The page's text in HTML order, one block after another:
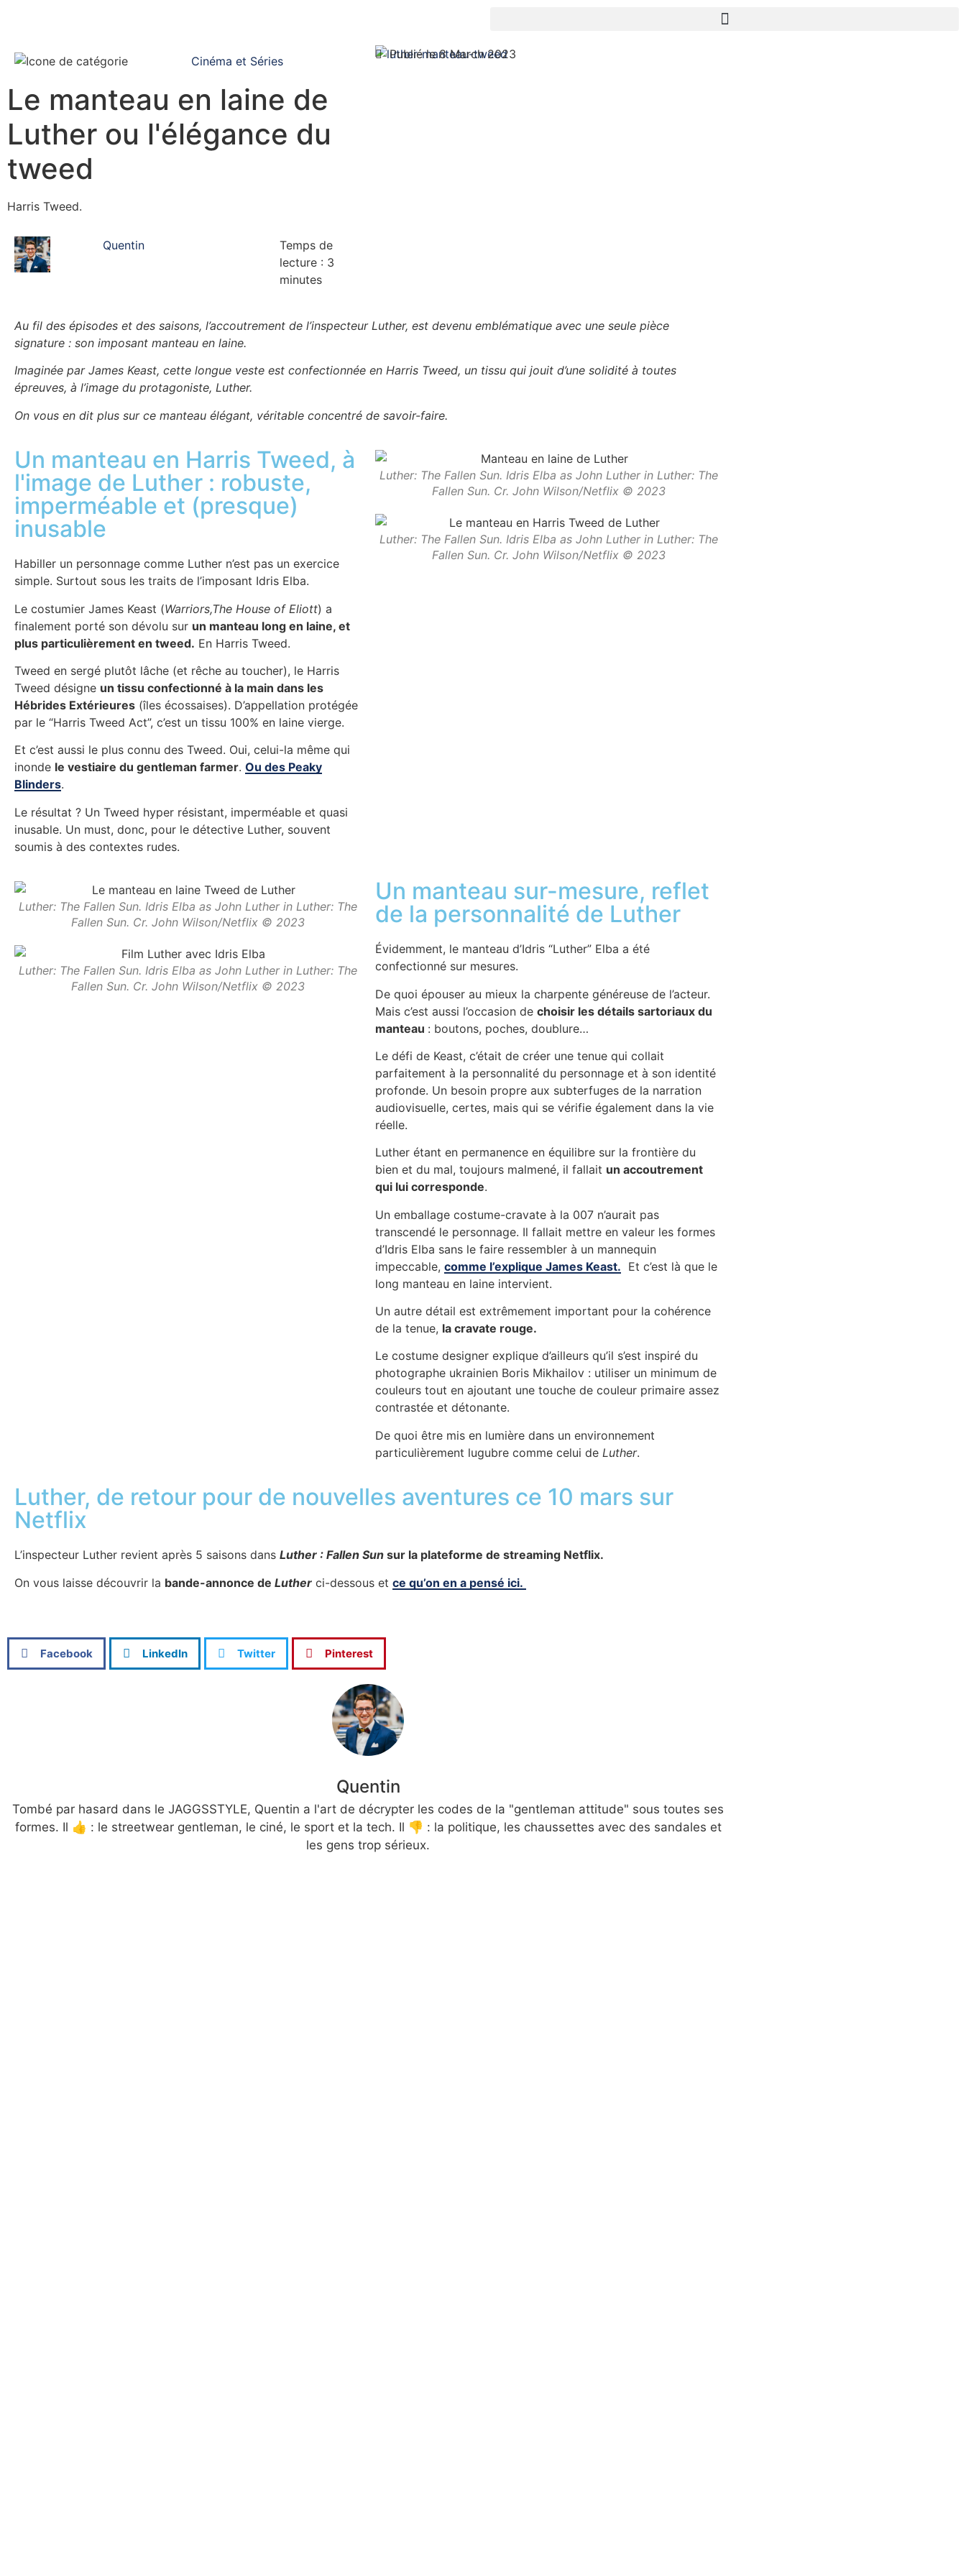
Cinéma et Séries
Le manteau en laine de
Luther ou l'élégance du
tweed
Harris Tweed.
Quentin
Temps de
lecture : 3
minutes
Publié le 8 March 2023
Au fil des épisodes et des saisons, l’accoutrement de l’inspecteur Luther, est devenu emblématique avec une seule pièce
signature : son imposant manteau en laine.
Imaginée par James Keast, cette longue veste est confectionnée en Harris Tweed, un tissu qui jouit d’une solidité à toutes
épreuves, à l’image du protagoniste, Luther.
On vous en dit plus sur ce manteau élégant, véritable concentré de savoir-faire.
Un manteau en Harris Tweed, à
l'image de Luther : robuste,
imperméable et (presque)
inusable
Habiller un personnage comme Luther n’est pas un exercice
simple. Surtout sous les traits de l’imposant Idris Elba.
Le costumier James Keast (Warriors,The House of Eliott) a
finalement porté son dévolu sur un manteau long en laine, et
plus particulièrement en tweed. En Harris Tweed.
Tweed en sergé plutôt lâche (et rêche au toucher), le Harris
Tweed désigne un tissu confectionné à la main dans les
Hébrides Extérieures (îles écossaises). D’appellation protégée
par le “Harris Tweed Act”, c’est un tissu 100% en laine vierge.
Et c’est aussi le plus connu des Tweed. Oui, celui-la même qui
inonde le vestiaire du gentleman farmer. Ou des Peaky
Blinders.
Le résultat ? Un Tweed hyper résistant, imperméable et quasi
inusable. Un must, donc, pour le détective Luther, souvent
soumis à des contextes rudes.
Luther: The Fallen Sun. Idris Elba as John Luther in Luther: The
Fallen Sun. Cr. John Wilson/Netflix © 2023
Luther: The Fallen Sun. Idris Elba as John Luther in Luther: The
Fallen Sun. Cr. John Wilson/Netflix © 2023
Luther: The Fallen Sun. Idris Elba as John Luther in Luther: The
Fallen Sun. Cr. John Wilson/Netflix © 2023
Luther: The Fallen Sun. Idris Elba as John Luther in Luther: The
Fallen Sun. Cr. John Wilson/Netflix © 2023
Un manteau sur-mesure, reflet
de la personnalité de Luther
Évidemment, le manteau d’Idris “Luther” Elba a été
confectionné sur mesures.
De quoi épouser au mieux la charpente généreuse de l’acteur.
Mais c’est aussi l’occasion de choisir les détails sartoriaux du
manteau : boutons, poches, doublure…
Le défi de Keast, c’était de créer une tenue qui collait
parfaitement à la personnalité du personnage et à son identité
profonde. Un besoin propre aux subterfuges de la narration
audiovisuelle, certes, mais qui se vérifie également dans la vie
réelle.
Luther étant en permanence en équilibre sur la frontière du
bien et du mal, toujours malmené, il fallait un accoutrement
qui lui corresponde.
Un emballage costume-cravate à la 007 n’aurait pas
transcendé le personnage. Il fallait mettre en valeur les formes
d’Idris Elba sans le faire ressembler à un mannequin
impeccable, comme l’explique James Keast. Et c’est là que le
long manteau en laine intervient.
Un autre détail est extrêmement important pour la cohérence
de la tenue, la cravate rouge.
Le costume designer explique d’ailleurs qu’il s’est inspiré du
photographe ukrainien Boris Mikhailov : utiliser un minimum de
couleurs tout en ajoutant une touche de couleur primaire assez
contrastée et détonante.
De quoi être mis en lumière dans un environnement
particulièrement lugubre comme celui de Luther.
Luther, de retour pour de nouvelles aventures ce 10 mars sur
Netflix
L’inspecteur Luther revient après 5 saisons dans Luther : Fallen Sun sur la plateforme de streaming Netflix.
On vous laisse découvrir la bande-annonce de Luther ci-dessous et ce qu’on en a pensé ici.
Facebook LinkedIn Twitter Pinterest
Quentin
Tombé par hasard dans le JAGGSSTYLE, Quentin a l'art de décrypter les codes de la "gentleman attitude" sous toutes ses
formes. Il 👍 : le streetwear gentleman, le ciné, le sport et la tech. Il 👎 : la politique, les chaussettes avec des sandales et
les gens trop sérieux.